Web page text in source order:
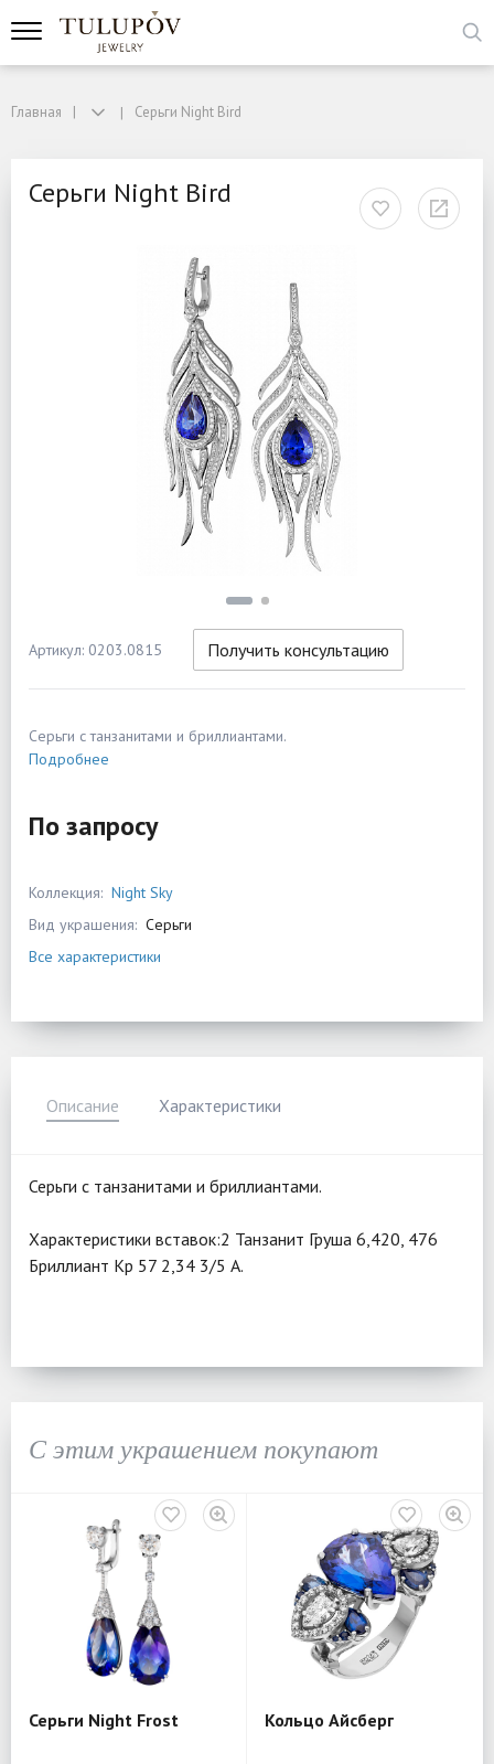
Главная Серьги Night Bird
Серьги Night Bird
Артикул: 0203.0815 Получить консультацию
Серьги с танзанитами и бриллиантами.
Подробнее
По запросу
Коллекция: Night Sky
Вид украшения: Серьги
Все характеристики
Описание Характеристики
Серьги с танзанитами и бриллиантами.
Характеристики вставок:2 Танзанит Груша 6,420, 476
Бриллиант Кр 57 2,34 3/5 А.
С этим украшением покупают
Серьги Night Frost Кольцо Айсберг